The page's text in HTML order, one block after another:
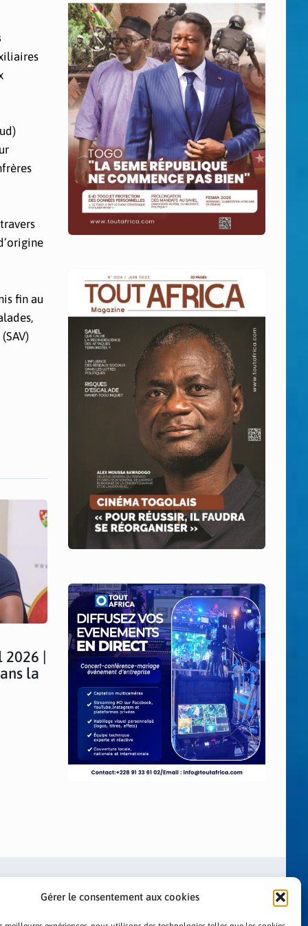
Gérer le consentement aux cookies
fin au
|
la